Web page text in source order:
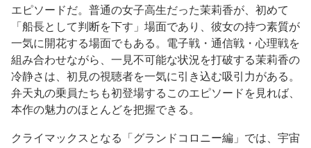
エピソードだ。普通の女子高生だった茉莉香が、初めて
「船長として判断を下す」場面であり、彼女の持つ素質が
一気に開花する場面でもある。電子戦・通信戦・心理戦を
組み合わせながら、一見不可能な状況を打破する茉莉香の
冷静さは、初見の視聴者を一気に引き込む吸引力がある。
弁天丸の乗員たちも初登場するこのエピソードを見れば、
本作の魅力のほとんどを把握できる。
クライマックスとなる「グランドコロニー編」では、宇宙